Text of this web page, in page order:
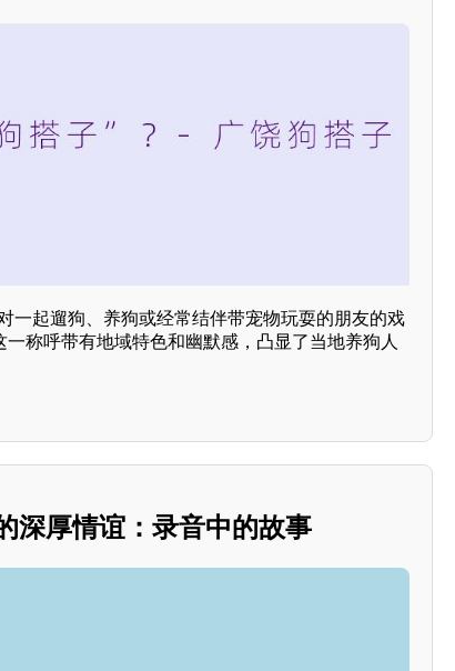
一起遛狗、养狗或经常结伴带宠物玩耍的朋友的戏
一称呼带有地域特色和幽默感，凸显了当地养狗人
深厚情谊：录音中的故事